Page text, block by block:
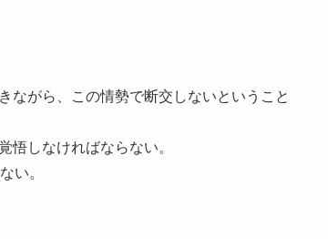
ながら、この情勢で断交しないということ
悟しなければならない。
い。